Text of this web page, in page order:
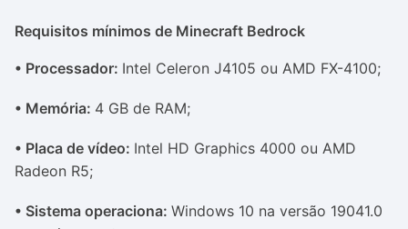
Requisitos mínimos de Minecraft Bedrock
• Processador: Intel Celeron J4105 ou AMD FX-4100;
• Memória: 4 GB de RAM;
• Placa de vídeo: Intel HD Graphics 4000 ou AMD
Radeon R5;
• Sistema operaciona: Windows 10 na versão 19041.0